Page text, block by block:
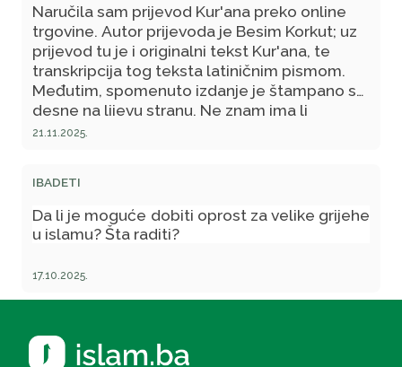
Naručila sam prijevod Kur'ana preko online
trgovine. Autor prijevoda je Besim Korkut; uz
prijevod tu je i originalni tekst Kur'ana, te
transkripcija tog teksta latiničnim pismom.
Međutim, spomenuto izdanje je štampano sa
desne na lijevu stranu. Ne znam ima li
smetnje da učim iz njega, jer ne znam ima li u
pismo.
21.11.2025.
IBADETI
Da li je moguće dobiti oprost za velike grijehe
u islamu? Šta raditi?
17.10.2025.